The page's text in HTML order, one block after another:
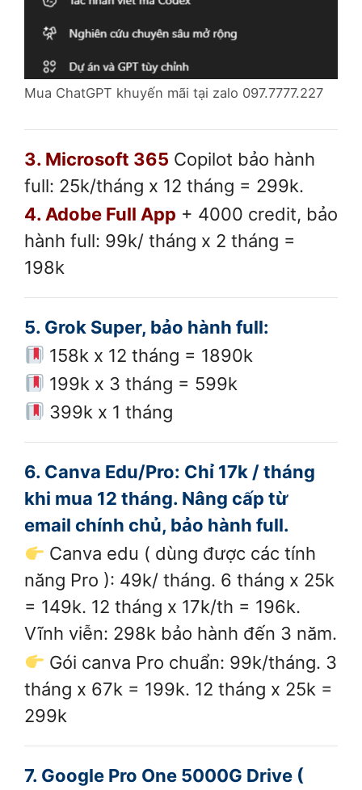
Mua ChatGPT khuyến mãi tại zalo 097.7777.227
3. Microsoft 365 Copilot bảo hành
full: 25k/tháng x 12 tháng = 299k.
4. Adobe Full App + 4000 credit, bảo
hành full: 99k/ tháng x 2 tháng =
198k
5. Grok Super, bảo hành full:
158k x 12 tháng = 1890k
199k x 3 tháng = 599k
399k x 1 tháng
6. Canva Edu/Pro: Chỉ 17k / tháng
khi mua 12 tháng. Nâng cấp từ
email chính chủ, bảo hành full.
Canva edu ( dùng được các tính
năng Pro ): 49k/ tháng. 6 tháng x 25k
= 149k. 12 tháng x 17k/th = 196k.
Vĩnh viễn: 298k bảo hành đến 3 năm.
Gói canva Pro chuẩn: 99k/tháng. 3
tháng x 67k = 199k. 12 tháng x 25k =
299k
7. Google Pro One 5000G Drive (